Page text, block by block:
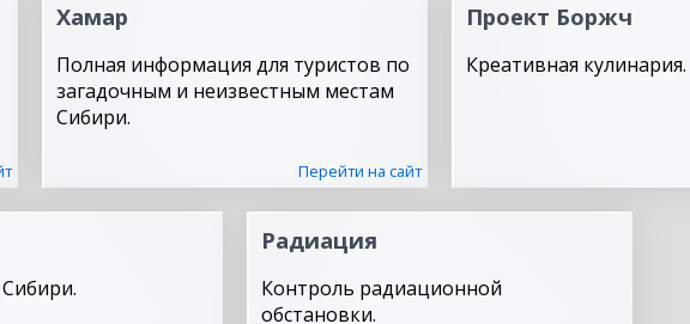
Хамар
Полная информация для туристов по
загадочным и неизвестным местам
Сибири.
Перейти на сайт
Проект Боржч
Креативная кулинария.
Радиация
Контроль радиационной
обстановки.